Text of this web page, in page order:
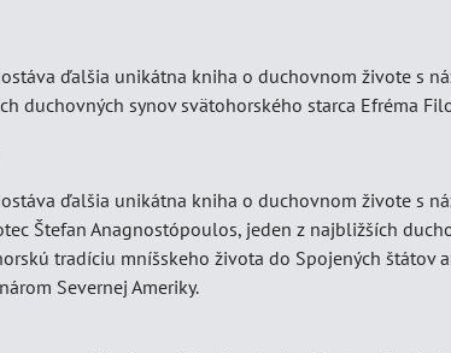
ďalšia unikátna kniha o duchovnom živote s
duchovných synov svätohorského starca Efréma
ďalšia unikátna kniha o duchovnom živote s
Štefan Anagnostópoulos, jeden z najbližších
tradíciu mníšskeho života do Spojených štátov
Severnej Ameriky.